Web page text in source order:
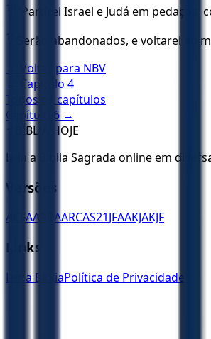
14 “Partirei Israel e Judá em
15
Serão abandonados, e voltarei ao
← Voltar para NBV
← Capítulo 4
Todos os capítulos
Capítulo
6 →
BÍBLIA HOJE
Leia a Bíblia Sagrada online em
Versões
ACFAA ARAARCAS21JFAAKJAKJF
Links
Ler a BíbliaPolítica de Privacidade